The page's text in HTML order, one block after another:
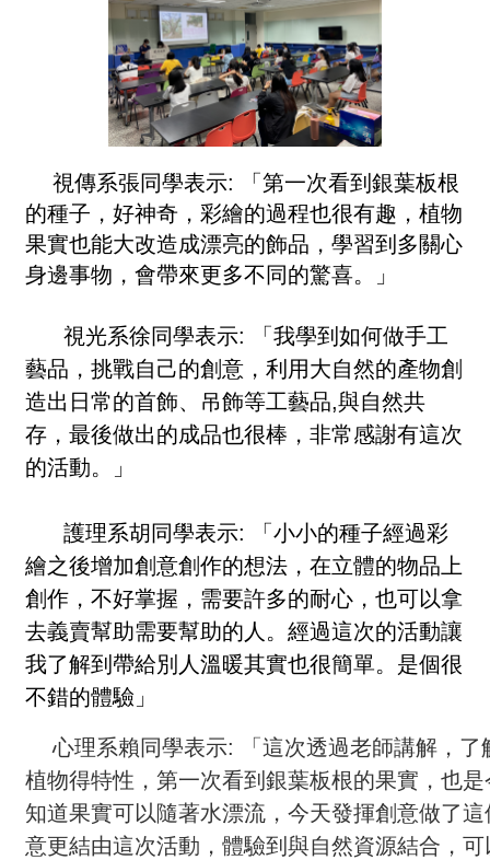
視傳系張同學表示: 「第一次看到銀葉板根
的種子，好神奇，彩繪的過程也很有趣，植物
果實也能大改造成漂亮的飾品，學習到多關心
身邊事物，會帶來更多不同的驚喜。」
視光系徐同學表示: 「我學到如何做手工
藝品，挑戰自己的創意，利用大自然的產物創
造出日常的首飾、吊飾等工藝品,與自然共
存，最後做出的成品也很棒，非常感謝有這次
的活動。」
護理系胡同學表示: 「小小的種子經過彩
繪之後增加創意創作的想法，在立體的物品上
創作，不好掌握，需要許多的耐心，也可以拿
去義賣幫助需要幫助的人。經過這次的活動讓
我了解到帶給別人溫暖其實也很簡單。是個很
不錯的體驗」
心理系賴同學表示: 「這次透過老師講解，了
植物得特性，第一次看到銀葉板根的果實，也是
知道果實可以隨著水漂流，今天發揮創意做了
意更結由這次活動，體驗到與自然資源結合，